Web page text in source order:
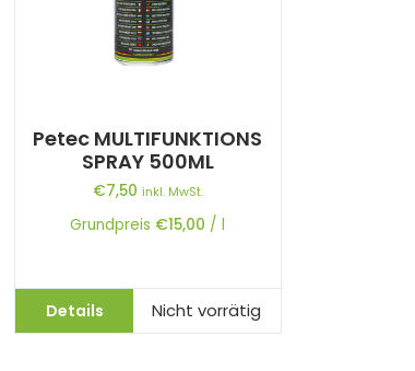
Petec MULTIFUNKTIONS
SPRAY 500ML
€7,50 inkl. MwSt.
Grundpreis €15,00 /l
Details Nicht vorrätig